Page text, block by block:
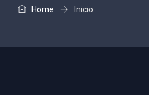
Home Inicio